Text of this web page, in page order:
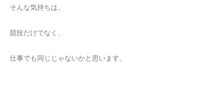
そんな気持ちは、
競技だけでなく、
仕事でも同じじゃないかと思います。